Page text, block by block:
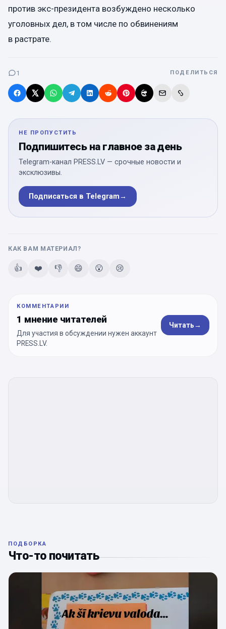
против экс-президента возбуждено несколько
уголовных дел, в том числе по обвинениям
в растрате.
1 ПОДЕЛИТЬСЯ
НЕ ПРОПУСТИТЬ
Подпишитесь на главное за день
Telegram-канал PRESS.LV — срочные новости и
эксклюзивы.
Подписаться в Telegram→
КАК ВАМ МАТЕРИАЛ?
👍 ❤️ 👎 😄 😮 😢
КОММЕНТАРИИ
1 мнение читателей
Для участия в обсуждении нужен аккаунт
PRESS.LV.
Читать→
ПОДБОРКА
Что-то почитать